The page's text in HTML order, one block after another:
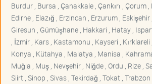
Burdur , Bursa , Çanakkale , Çankırı , Çorum ,
Edirne , Elazığ , Erzincan , Erzurum , Eskişehir
Giresun , Gümüşhane , Hakkari , Hatay ,
, İzmir , Kars , Kastamonu , Kayseri , Kırklareli
Konya , Kütahya , Malatya , Manisa ,
Muğla , Muş , Nevşehir , Niğde , Ordu , Rize ,
Siirt , Sinop , Sivas , Tekirdağ , Tokat , Trabzon